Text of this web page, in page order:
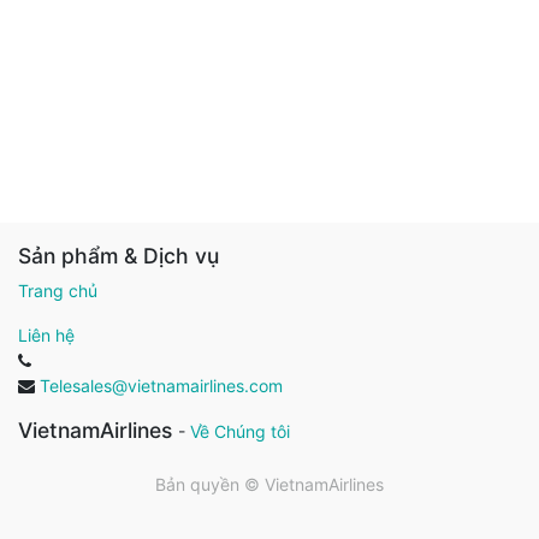
Sản phẩm & Dịch vụ
Trang chủ
Liên hệ
Telesales@vietnamairlines.com
VietnamAirlines - Về Chúng tôi
Bản quyền © VietnamAirlines